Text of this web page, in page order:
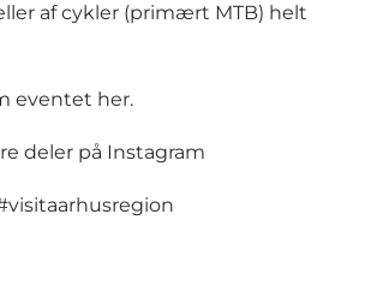
af cykler (primært MTB) helt
eventet her.
deler på Instagram